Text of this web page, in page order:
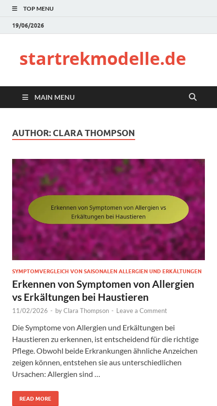
TOP MENU
19/06/2026
startrekmodelle.de
MAIN MENU
AUTHOR: CLARA THOMPSON
SYMPTOMVERGLEICH VON SAISONALEN ALLERGIEN UND ERKÄLTUNGEN
Erkennen von Symptomen von Allergien
vs Erkältungen bei Haustieren
11/02/2026 - byClara Thompson - Leave a Comment
Die Symptome von Allergien und Erkältungen bei
Haustieren zu erkennen, ist entscheidend für die richtige
Pflege. Obwohl beide Erkrankungen ähnliche Anzeichen
zeigen können, entstehen sie aus unterschiedlichen
Ursachen: Allergien sind …
READ MORE